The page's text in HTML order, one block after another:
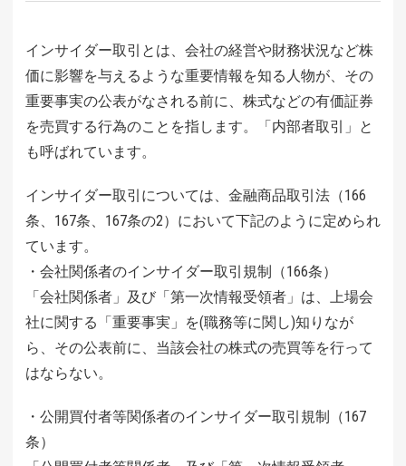
インサイダー取引とは、会社の経営や財務状況など株
価に影響を与えるような重要情報を知る人物が、その
重要事実の公表がなされる前に、株式などの有価証券
を売買する行為のことを指します。「内部者取引」と
も呼ばれています。
インサイダー取引については、金融商品取引法（166
条、167条、167条の2）において下記のように定められ
ています。
・会社関係者のインサイダー取引規制（166条）
「会社関係者」及び「第一次情報受領者」は、上場会
社に関する「重要事実」を(職務等に関し)知りなが
ら、その公表前に、当該会社の株式の売買等を行って
はならない。
・公開買付者等関係者のインサイダー取引規制（167
条）